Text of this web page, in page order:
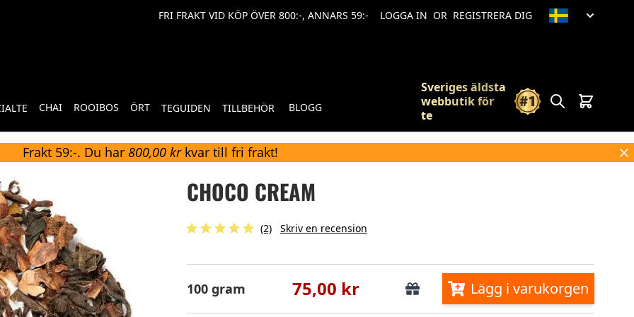
FRI FRAKT VID KÖP ÖVER 800:-, ANNARS 59:- LOGGA IN OR REGISTRERA DIG
CHAI ROOIBOS ÖRT TEGUIDEN TILLBEHÖR BLOGG
Sveriges äldsta
webbutik för
te
Sök Vagn
Frakt 59:-. Du har 800,00 krkvar till fri frakt!
CHOCO CREAM
(2) Skriv en recension
100 gram 75,00 kr Lägg i varukorgen